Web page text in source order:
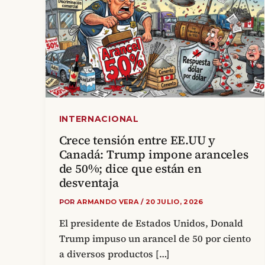
INTERNACIONAL
Crece tensión entre EE.UU y
Canadá: Trump impone aranceles
de 50%; dice que están en
desventaja
POR ARMANDO VERA/ 20 JULIO, 2026
El presidente de Estados Unidos, Donald
Trump impuso un arancel de 50 por ciento
a diversos productos […]